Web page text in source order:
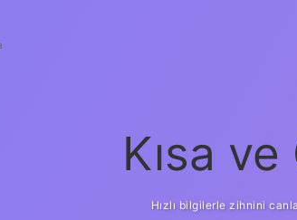
Kısa ve
Hızlı bilgilerle zihnini